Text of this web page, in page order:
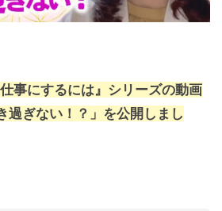
事にするには』シリーズの動画
過ぎない！？」を公開しまし